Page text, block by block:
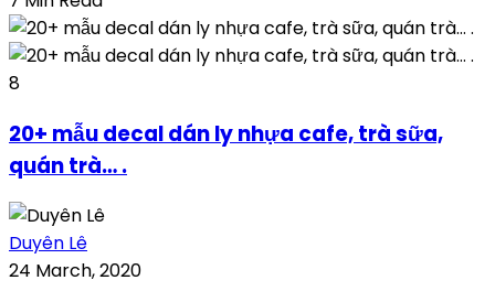
8
20+ mẫu decal dán ly nhựa cafe, trà sữa,
quán trà… .
Duyên Lê
24 March, 2020